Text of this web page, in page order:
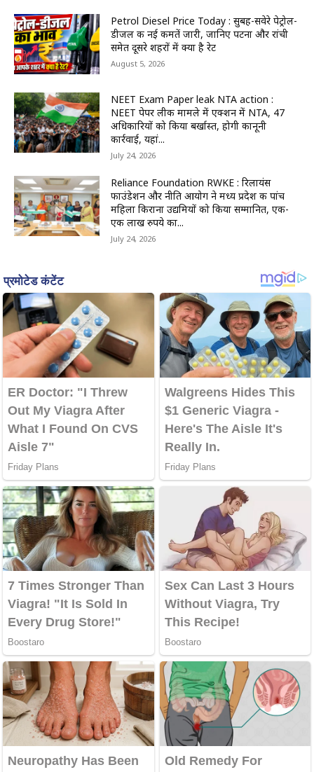
Petrol Diesel Price Today : सुबह-सवेरे पेट्रोल-
डीजल की नई कीमतें जारी, जानिए पटना और रांची
समेत दूसरे शहरों में क्या है रेट
August 5, 2026
NEET Exam Paper leak NTA action :
NEET पेपर लीक मामले में एक्शन में NTA, 47
अधिकारियों को किया बर्खास्त, होगी कानूनी
कार्रवाई, यहां...
July 24, 2026
Reliance Foundation RWKE : रिलायंस
फाउंडेशन और नीति आयोग ने मध्य प्रदेश की पांच
महिला किराना उद्यमियों को किया सम्मानित, एक-
एक लाख रुपये का...
July 24, 2026